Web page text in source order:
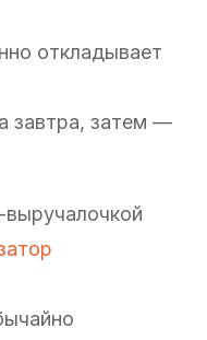
откладывает
завтра, затем —
выручалочкой